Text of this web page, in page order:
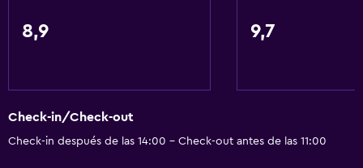
8,9 9,7
Check-in/Check-out
Check-in después de las 14:00 - Check-out antes de las 11:00